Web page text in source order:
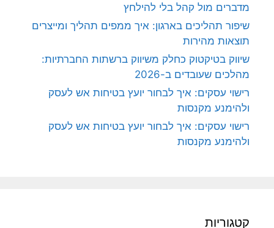
מדברים מול קהל בלי להילחץ
שיפור תהליכים בארגון: איך ממפים תהליך ומייצרים
תוצאות מהירות
שיווק בטיקטוק כחלק משיווק ברשתות החברתיות:
מהלכים שעובדים ב-2026
רישוי עסקים: איך לבחור יועץ בטיחות אש לעסק
ולהימנע מקנסות
רישוי עסקים: איך לבחור יועץ בטיחות אש לעסק
ולהימנע מקנסות
קטגוריות